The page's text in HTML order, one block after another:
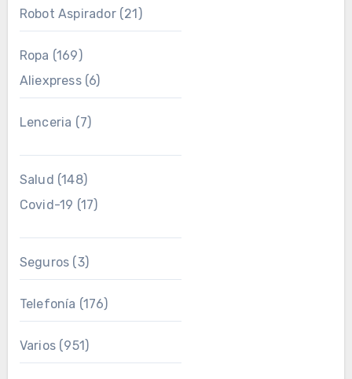
Robot Aspirador(21)
Ropa (169)
Aliexpress(6)
Lenceria (7)
Salud (148)
Covid-19 (17)
Seguros (3)
Telefonía (176)
Varios(951)